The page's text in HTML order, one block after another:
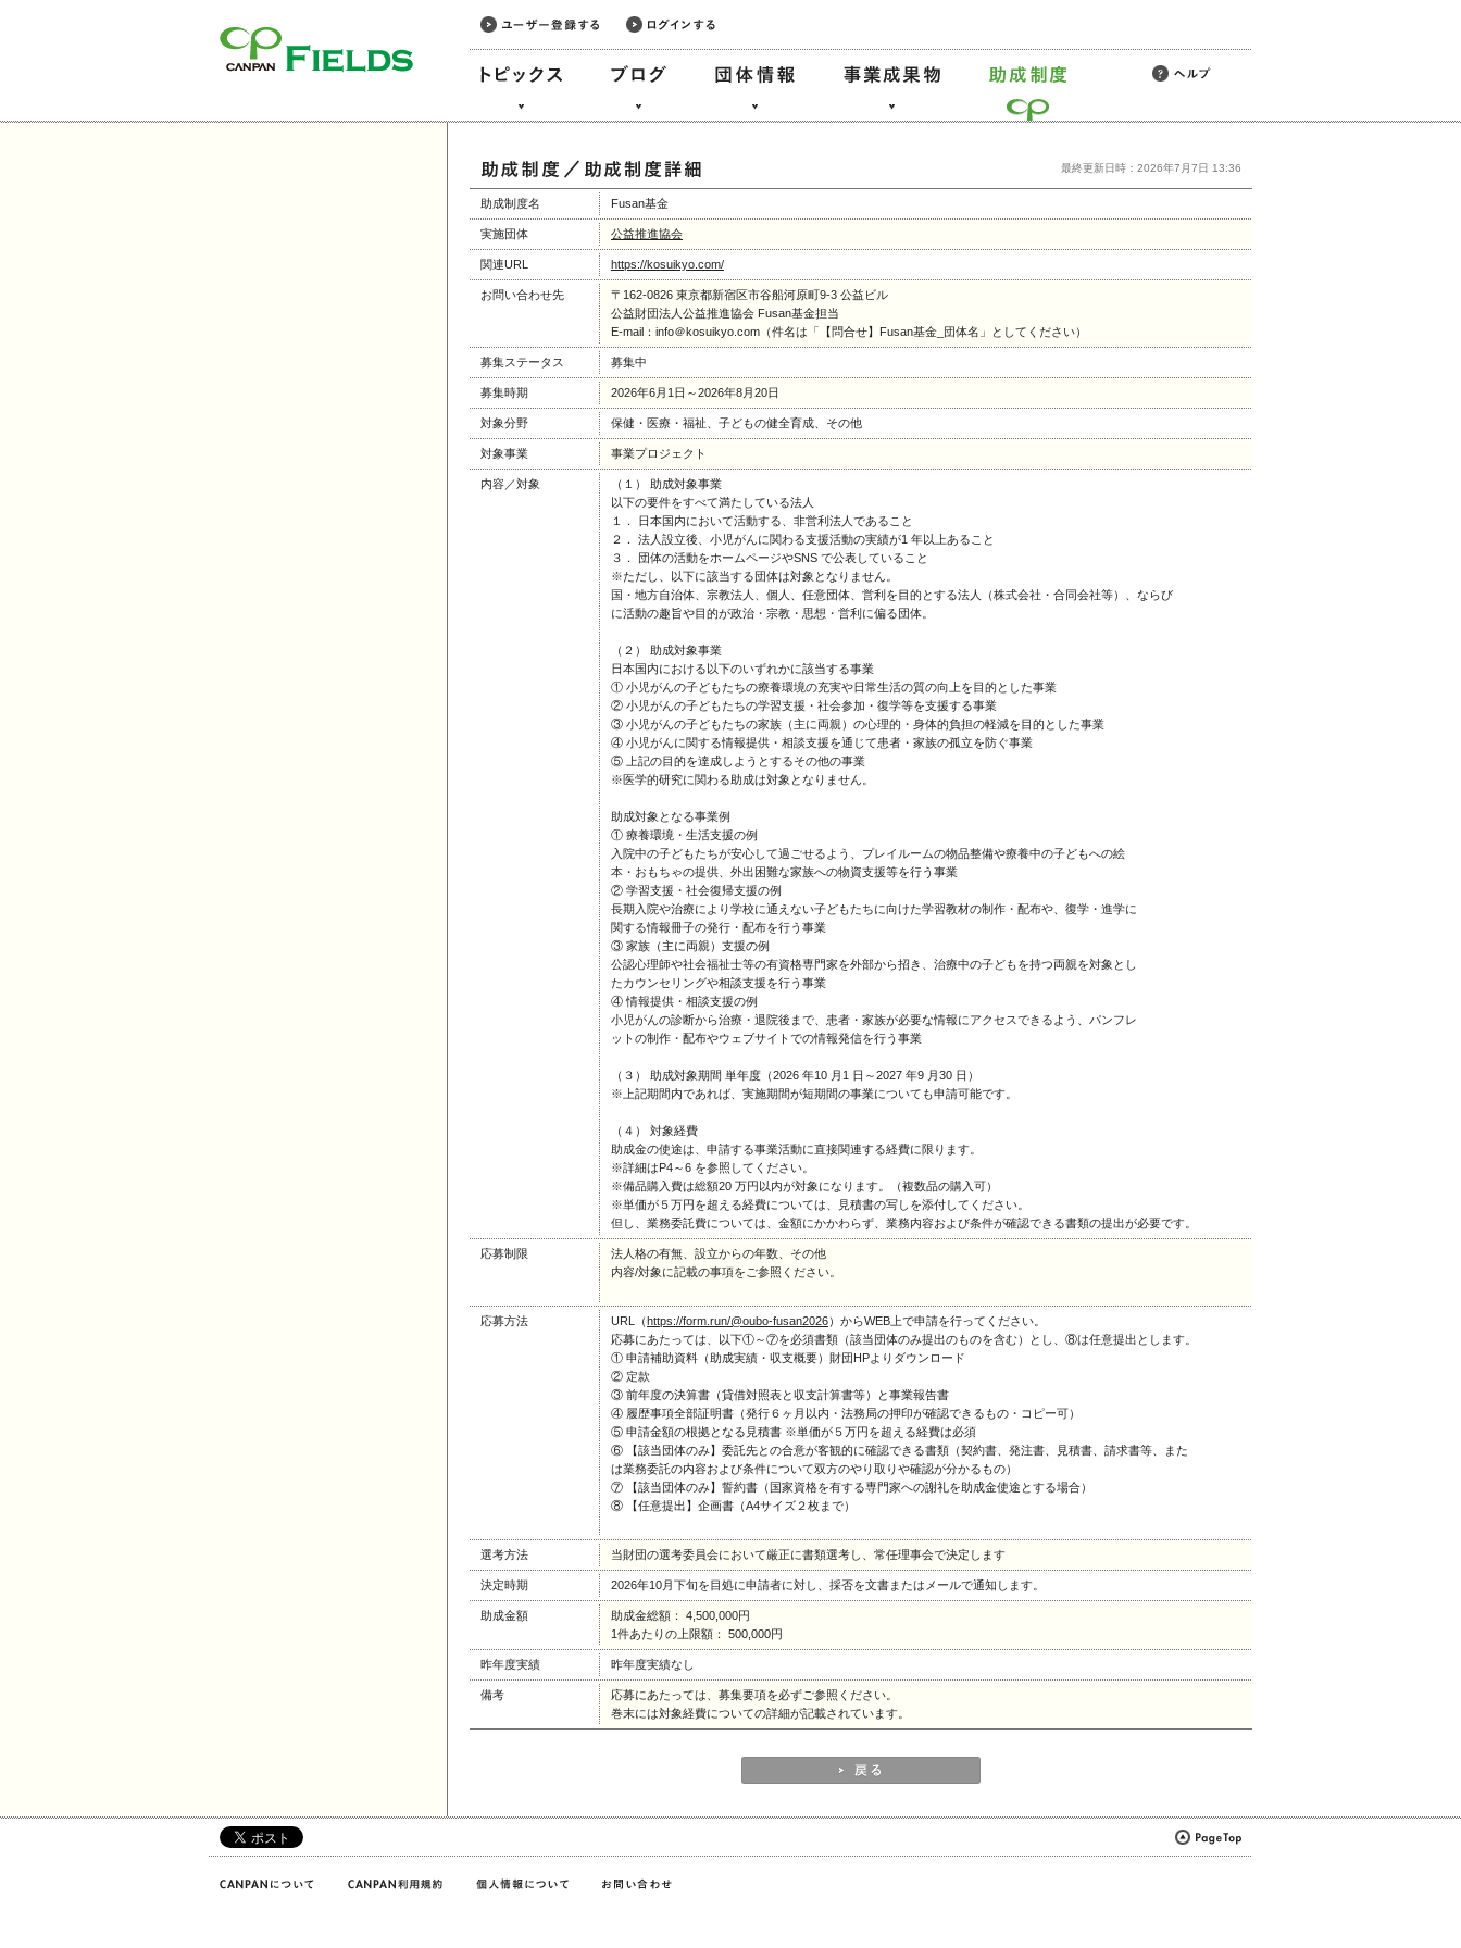
最終更新日時：2026年7月7日 13:36
助成制度名 Fusan基金
実施団体 公益推進協会
関連URL https://kosuikyo.com/
お問い合わせ先
〒162-0826 東京都新宿区市谷船河原町9-3 公益ビル
公益財団法人公益推進協会 Fusan基金担当
E-mail：info＠kosuikyo.com（件名は「【問合せ】Fusan基金_団体名」としてください）
募集ステータス 募集中
募集時期 2026年6月1日～2026年8月20日
対象分野 保健・医療・福祉、子どもの健全育成、その他
対象事業 事業プロジェクト
内容／対象
（１） 助成対象事業
以下の要件をすべて満たしている法人
１． 日本国内において活動する、非営利法人であること
２． 法人設立後、小児がんに関わる支援活動の実績が1 年以上あること
３． 団体の活動をホームページやSNS で公表していること
※ただし、以下に該当する団体は対象となりません。
国・地方自治体、宗教法人、個人、任意団体、営利を目的とする法人（株式会社・合同会社等）、ならび
に活動の趣旨や目的が政治・宗教・思想・営利に偏る団体。
（２） 助成対象事業
日本国内における以下のいずれかに該当する事業
① 小児がんの子どもたちの療養環境の充実や日常生活の質の向上を目的とした事業
② 小児がんの子どもたちの学習支援・社会参加・復学等を支援する事業
③ 小児がんの子どもたちの家族（主に両親）の心理的・身体的負担の軽減を目的とした事業
④ 小児がんに関する情報提供・相談支援を通じて患者・家族の孤立を防ぐ事業
⑤ 上記の目的を達成しようとするその他の事業
※医学的研究に関わる助成は対象となりません。
助成対象となる事業例
① 療養環境・生活支援の例
入院中の子どもたちが安心して過ごせるよう、プレイルームの物品整備や療養中の子どもへの絵
本・おもちゃの提供、外出困難な家族への物資支援等を行う事業
② 学習支援・社会復帰支援の例
⾧期入院や治療により学校に通えない子どもたちに向けた学習教材の制作・配布や、復学・進学に
関する情報冊子の発行・配布を行う事業
③ 家族（主に両親）支援の例
公認心理師や社会福祉士等の有資格専門家を外部から招き、治療中の子どもを持つ両親を対象とし
たカウンセリングや相談支援を行う事業
④ 情報提供・相談支援の例
小児がんの診断から治療・退院後まで、患者・家族が必要な情報にアクセスできるよう、パンフレ
ットの制作・配布やウェブサイトでの情報発信を行う事業
（３） 助成対象期間 単年度（2026 年10 月1 日～2027 年9 月30 日）
※上記期間内であれば、実施期間が短期間の事業についても申請可能です。
（４） 対象経費
助成金の使途は、申請する事業活動に直接関連する経費に限ります。
※詳細はP4～6 を参照してください。
※備品購入費は総額20 万円以内が対象になります。（複数品の購入可）
※単価が５万円を超える経費については、見積書の写しを添付してください。
但し、業務委託費については、金額にかかわらず、業務内容および条件が確認できる書類の提出が必要です。
応募制限
法人格の有無、設立からの年数、その他
内容/対象に記載の事項をご参照ください。
応募方法 URL（https://form.run/@oubo-fusan2026）からWEB上で申請を行ってください。
応募にあたっては、以下①～⑦を必須書類（該当団体のみ提出のものを含む）とし、⑧は任意提出とします。
① 申請補助資料（助成実績・収支概要）財団HPよりダウンロード
② 定款
③ 前年度の決算書（貸借対照表と収支計算書等）と事業報告書
④ 履歴事項全部証明書（発行６ヶ月以内・法務局の押印が確認できるもの・コピー可）
⑤ 申請金額の根拠となる見積書 ※単価が５万円を超える経費は必須
⑥ 【該当団体のみ】委託先との合意が客観的に確認できる書類（契約書、発注書、見積書、請求書等、また
は業務委託の内容および条件について双方のやり取りや確認が分かるもの）
⑦ 【該当団体のみ】誓約書（国家資格を有する専門家への謝礼を助成金使途とする場合）
⑧ 【任意提出】企画書（A4サイズ２枚まで）
選考方法 当財団の選考委員会において厳正に書類選考し、常任理事会で決定します
決定時期 2026年10月下旬を目処に申請者に対し、採否を文書またはメールで通知します。
助成金額
助成金総額： 4,500,000円
1件あたりの上限額： 500,000円
昨年度実績 昨年度実績なし
備考
応募にあたっては、募集要項を必ずご参照ください。
巻末には対象経費についての詳細が記載されています。